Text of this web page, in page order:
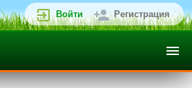
Войти Регистрация